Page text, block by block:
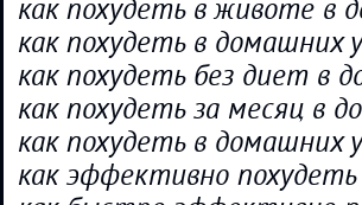
как похудеть в животе в
как похудеть в домашних
как похудеть без диет в
как похудеть за месяц в
как похудеть в домашних
как эффективно